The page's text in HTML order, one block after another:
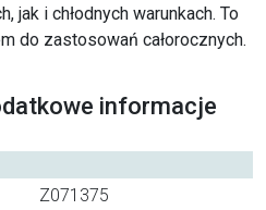
jak i chłodnych warunkach. To
do zastosowań całorocznych.
informacje
Z071375